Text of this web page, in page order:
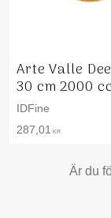
Arte Valle
30 cm 2000 cc
IDFine
287,01
KR
Är du